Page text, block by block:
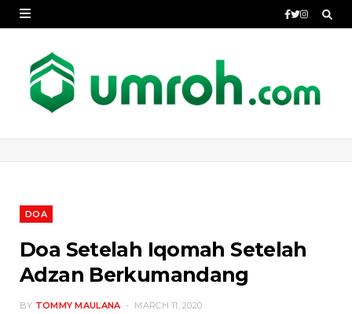
DOA
Doa Setelah Iqomah Setelah
Adzan Berkumandang
BY TOMMY MAULANA MARCH 11, 2020